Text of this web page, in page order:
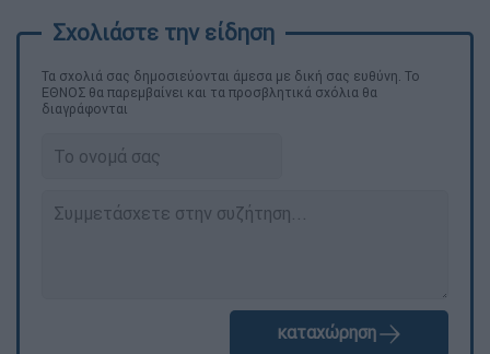
Τα σχολιά σας δημοσιεύονται άμεσα με δική σας ευθύνη. Το
ΕΘΝΟΣ θα παρεμβαίνει και τα προσβλητικά σχόλια θα
διαγράφονται
καταχώρηση